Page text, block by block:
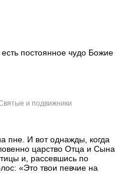
постоянное чудо Божие
и подвижники
пне. И вот однажды, когда
царство Отца и Сына
и, рассевшись по
«Это твои певчие на